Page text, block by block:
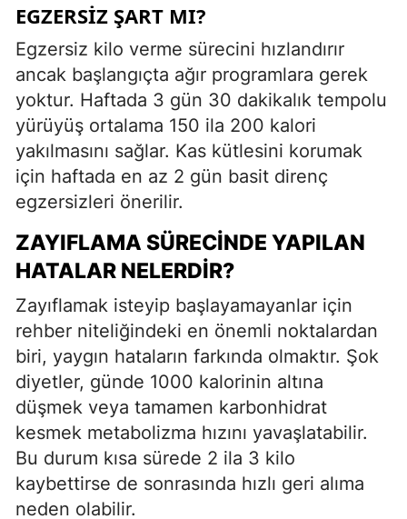
EGZERSIZ ŞART MI?
Egzersiz kilo verme sürecini hızlandırır
ancak başlangıçta ağır programlara gerek
yoktur. Haftada 3 gün 30 dakikalık tempolu
yürüyüş ortalama 150 ila 200 kalori
yakılmasını sağlar. Kas kütlesini korumak
için haftada en az 2 gün basit direnç
egzersizleri önerilir.
ZAYIFLAMA SÜRECINDE YAPILAN
HATALAR NELERDIR?
Zayıflamak isteyip başlayamayanlar için
rehber niteliğindeki en önemli noktalardan
biri, yaygın hataların farkında olmaktır. Şok
diyetler, günde 1000 kalorinin altına
düşmek veya tamamen karbonhidrat
kesmek metabolizma hızını yavaşlatabilir.
Bu durum kısa sürede 2 ila 3 kilo
kaybettirse de sonrasında hızlı geri alıma
neden olabilir.